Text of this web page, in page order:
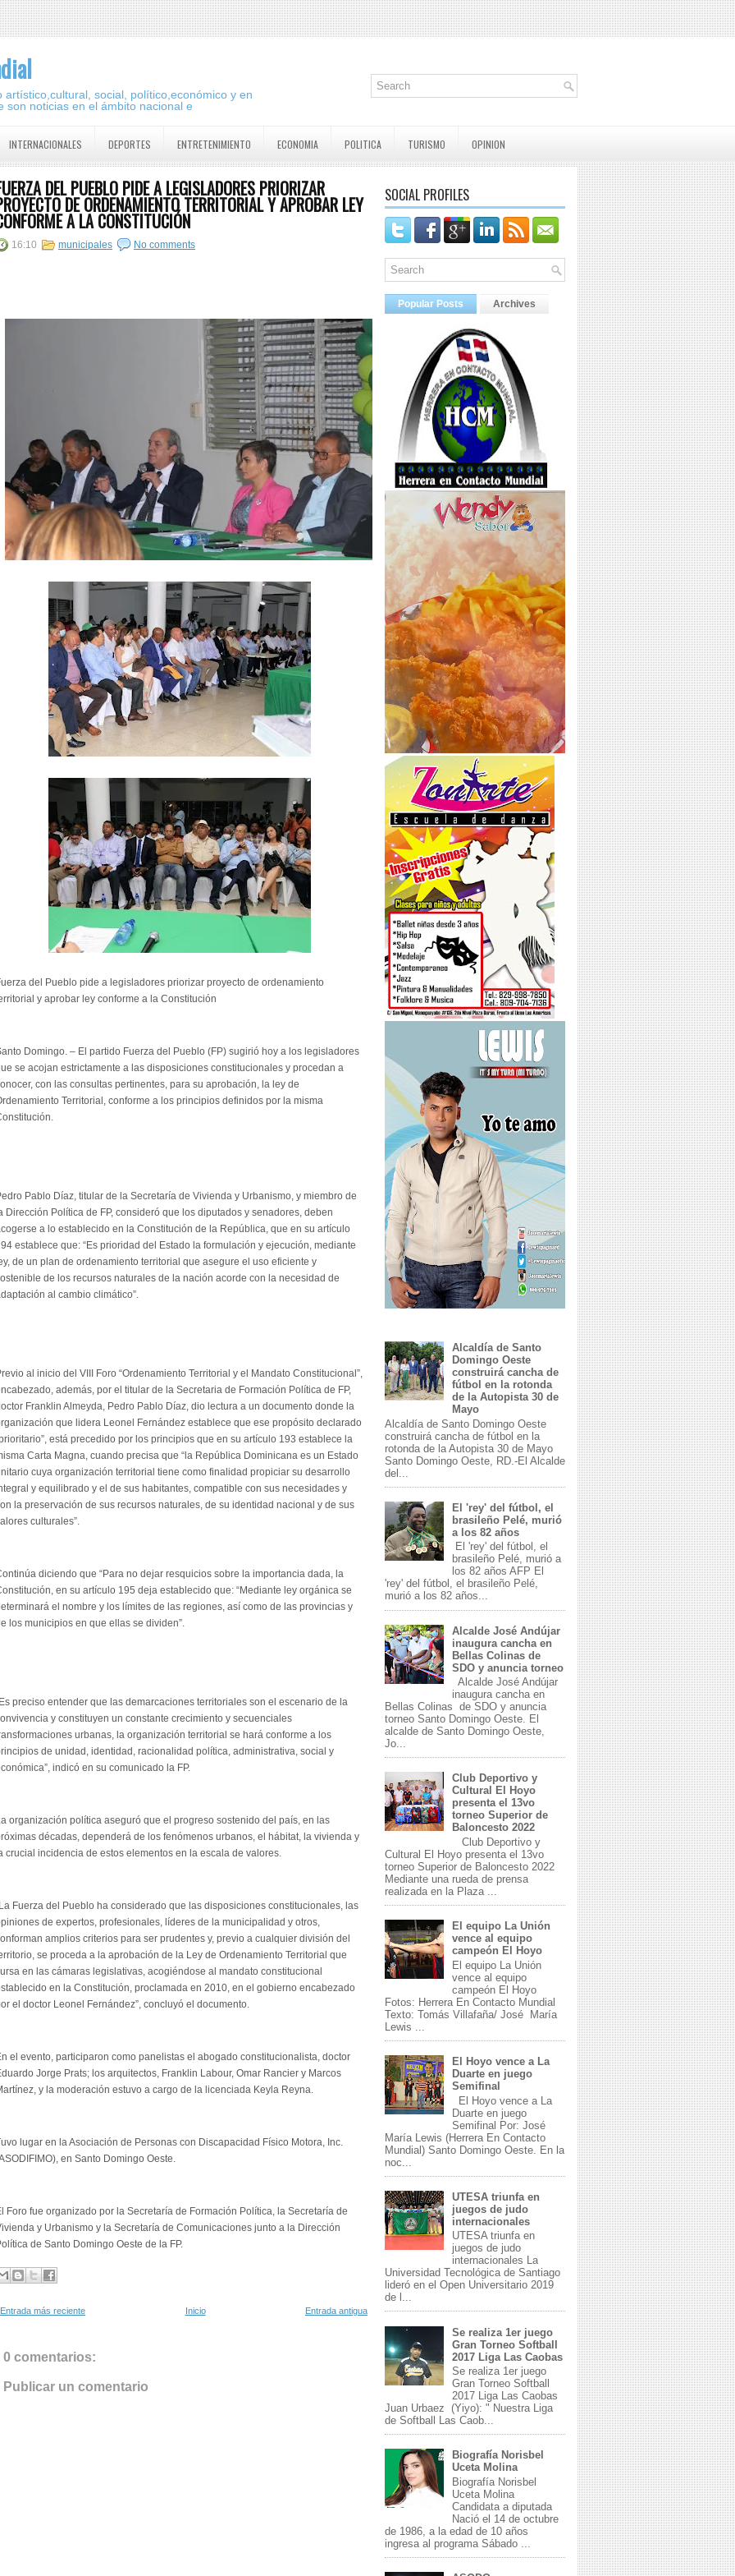
social, político,económico y en
son noticias en el ámbito nacional e
INTERNACIONALES DEPORTES ENTRETENIMIENTO ECONOMIA POLITICA TURISMO OPINION
DEL PUEBLO PIDE A LEGISLADORES PRIORIZAR
DE ORDENAMIENTO TERRITORIAL Y APROBAR LEY
A LA CONSTITUCIÓN
16:10 municipales No comments
del Pueblo pide a legisladores priorizar proyecto de ordenamiento
y aprobar ley conforme a la Constitución
Domingo. – El partido Fuerza del Pueblo (FP) sugirió hoy a los legisladores
se acojan estrictamente a las disposiciones constitucionales y procedan a
con las consultas pertinentes, para su aprobación, la ley de
Territorial, conforme a los principios definidos por la misma
Pablo Díaz, titular de la Secretaría de Vivienda y Urbanismo, y miembro de
Dirección Política de FP, consideró que los diputados y senadores, deben
a lo establecido en la Constitución de la República, que en su artículo
establece que: “Es prioridad del Estado la formulación y ejecución, mediante
de un plan de ordenamiento territorial que asegure el uso eficiente y
de los recursos naturales de la nación acorde con la necesidad de
al cambio climático”.
al inicio del VIII Foro “Ordenamiento Territorial y el Mandato Constitucional”,
además, por el titular de la Secretaria de Formación Política de FP,
Franklin Almeyda, Pedro Pablo Díaz, dio lectura a un documento donde la
que lidera Leonel Fernández establece que ese propósito declarado
está precedido por los principios que en su artículo 193 establece la
Carta Magna, cuando precisa que “la República Dominicana es un Estado
cuya organización territorial tiene como finalidad propiciar su desarrollo
y equilibrado y el de sus habitantes, compatible con sus necesidades y
la preservación de sus recursos naturales, de su identidad nacional y de sus
culturales”.
diciendo que “Para no dejar resquicios sobre la importancia dada, la
en su artículo 195 deja establecido que: “Mediante ley orgánica se
el nombre y los límites de las regiones, así como de las provincias y
los municipios en que ellas se dividen”.
preciso entender que las demarcaciones territoriales son el escenario de la
y constituyen un constante crecimiento y secuenciales
urbanas, la organización territorial se hará conforme a los
de unidad, identidad, racionalidad política, administrativa, social y
indicó en su comunicado la FP.
organización política aseguró que el progreso sostenido del país, en las
décadas, dependerá de los fenómenos urbanos, el hábitat, la vivienda y
crucial incidencia de estos elementos en la escala de valores.
Fuerza del Pueblo ha considerado que las disposiciones constitucionales, las
de expertos, profesionales, líderes de la municipalidad y otros,
amplios criterios para ser prudentes y, previo a cualquier división del
se proceda a la aprobación de la Ley de Ordenamiento Territorial que
en las cámaras legislativas, acogiéndose al mandato constitucional
en la Constitución, proclamada en 2010, en el gobierno encabezado
el doctor Leonel Fernández”, concluyó el documento.
el evento, participaron como panelistas el abogado constitucionalista, doctor
Jorge Prats; los arquitectos, Franklin Labour, Omar Rancier y Marcos
y la moderación estuvo a cargo de la licenciada Keyla Reyna.
lugar en la Asociación de Personas con Discapacidad Físico Motora, Inc.
en Santo Domingo Oeste.
Foro fue organizado por la Secretaría de Formación Política, la Secretaría de
y Urbanismo y la Secretaría de Comunicaciones junto a la Dirección
de Santo Domingo Oeste de la FP.
Entrada más reciente Entrada antigua
Inicio
0 comentarios:
Publicar un comentario
SOCIAL PROFILES
Popular Posts Archives
Alcaldía de Santo
Domingo Oeste
construirá cancha de
fútbol en la rotonda
de la Autopista 30 de
Mayo
Alcaldía de Santo Domingo Oeste
construirá cancha de fútbol en la
rotonda de la Autopista 30 de Mayo
Santo Domingo Oeste, RD.-El Alcalde
del...
El 'rey' del fútbol, el
brasileño Pelé, murió
a los 82 años
El 'rey' del fútbol, el
brasileño Pelé, murió a
los 82 años AFP El
'rey' del fútbol, el brasileño Pelé,
murió a los 82 años...
Alcalde José Andújar
inaugura cancha en
Bellas Colinas de
SDO y anuncia torneo
Alcalde José Andújar
inaugura cancha en
Bellas Colinas de SDO y anuncia
torneo Santo Domingo Oeste. El
alcalde de Santo Domingo Oeste,
Jo...
Club Deportivo y
Cultural El Hoyo
presenta el 13vo
torneo Superior de
Baloncesto 2022
Club Deportivo y
Cultural El Hoyo presenta el 13vo
torneo Superior de Baloncesto 2022
Mediante una rueda de prensa
realizada en la Plaza ...
El equipo La Unión
vence al equipo
campeón El Hoyo
El equipo La Unión
vence al equipo
campeón El Hoyo
Fotos: Herrera En Contacto Mundial
Texto: Tomás Villafaña/ José María
Lewis ...
El Hoyo vence a La
Duarte en juego
Semifinal
El Hoyo vence a La
Duarte en juego
Semifinal Por: José
María Lewis (Herrera En Contacto
Mundial) Santo Domingo Oeste. En la
noc...
UTESA triunfa en
juegos de judo
internacionales
UTESA triunfa en
juegos de judo
internacionales La
Universidad Tecnológica de Santiago
lideró en el Open Universitario 2019
de l...
Se realiza 1er juego
Gran Torneo Softball
2017 Liga Las Caobas
Se realiza 1er juego
Gran Torneo Softball
2017 Liga Las Caobas
Juan Urbaez (Yiyo): " Nuestra Liga
de Softball Las Caob...
Biografía Norisbel
Uceta Molina
Biografía Norisbel
Uceta Molina
Candidata a diputada
Nació el 14 de octubre
de 1986, a la edad de 10 años
ingresa al programa Sábado ...